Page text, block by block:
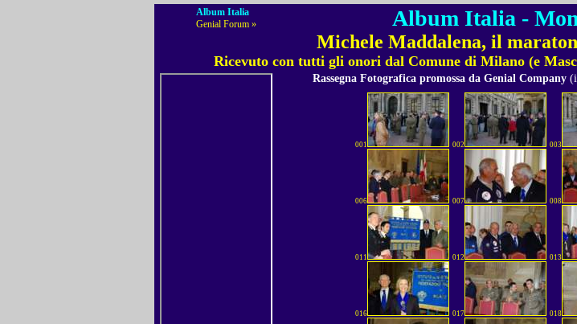
Album Italia
Genial Forum »
Album Italia -
Michele Maddalena, il
Ricevuto con tutti gli onori dal Comune di Milano (e
Rassegna Fotografica promossa da Genial Company
001 002 003
006 007 008
011 012 013
016 017 018